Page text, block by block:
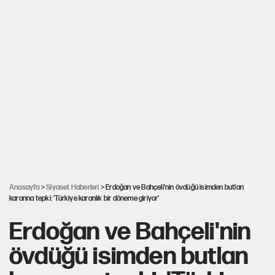
Anasayfa >Siyaset Haberleri > Erdoğan ve Bahçeli'nin övdüğü isimden butlan
kararına tepki: 'Türkiye karanlık bir döneme giriyor'
Erdoğan ve Bahçeli'nin
övdüğü isimden butlan